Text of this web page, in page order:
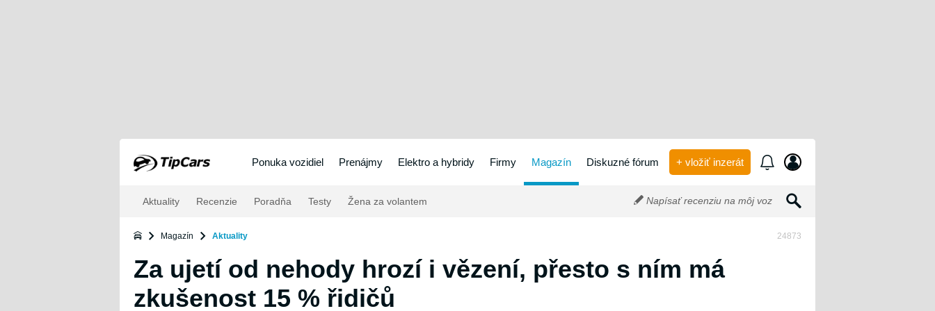
Ponuka vozidiel Prenájmy Elektro a hybridy Firmy Magazín Diskuzné fórum + vložiť inzerát
Aktuality Recenzie Poradňa Testy Žena za volantem Napísať recenziu na môj voz
Magazín Aktuality 24873
Za ujetí od nehody hrozí i vězení, přesto s ním má
zkušenost 15 % řidičů